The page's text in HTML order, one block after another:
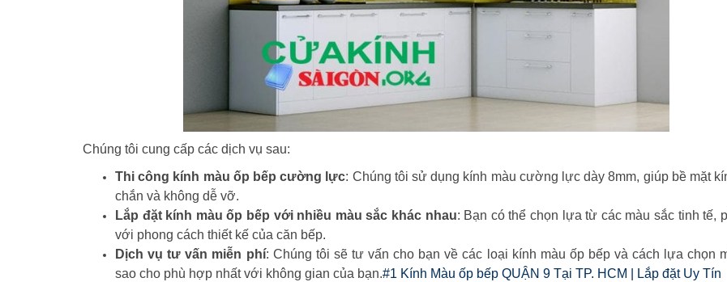
Chúng tôi cung cấp các dịch vụ sau:
Thi công kính màu ốp bếp cường lực: Chúng tôi sử dụng kính màu cường lực dày 8mm, giúp bề mặt
chắn và không dễ vỡ.
Lắp đặt kính màu ốp bếp với nhiều màu sắc khác nhau: Bạn có thể chọn lựa từ các màu sắc tinh tế,
với phong cách thiết kế của căn bếp.
Dịch vụ tư vấn miễn phí: Chúng tôi sẽ tư vấn cho bạn về các loại kính màu ốp bếp và cách lựa chọn
sao cho phù hợp nhất với không gian của bạn.#1 Kính Màu ốp bếp QUẬN 9 Tại TP. HCM | Lắp đặt Uy Tín